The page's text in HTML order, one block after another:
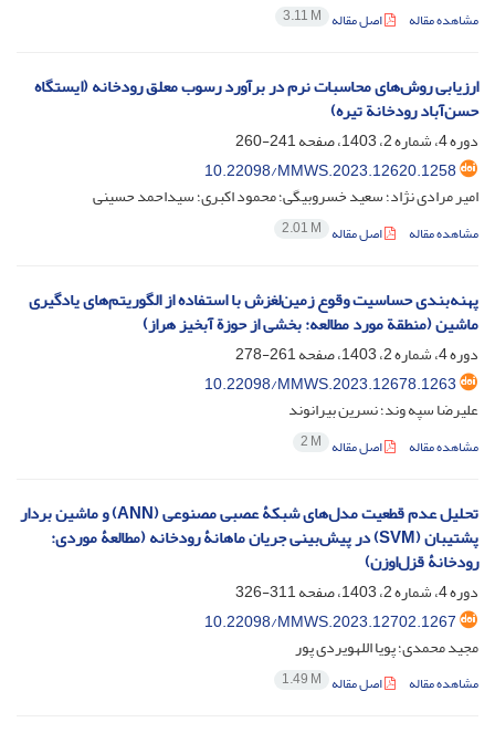
مشاهده مقاله اصل مقاله 3.11 M
ارزیابی ‌روش‌های‌‌ محاسبات ‌نرم‌ در ‌برآورد‌ رسوب معلق ‌رودخانه (ایستگاه
حسن‌آباد رودخانة تیره)
دوره 4، شماره 2، 1403، صفحه
241-260
10.22098/MMWS.2023.12620.1258
امیر مرادی نژاد؛ سعید خسروبیگی؛ محمود اکبری؛ سیداحمد حسینی
مشاهده مقاله اصل مقاله 2.01 M
پهنه‌بندی حساسیت وقوع زمین‌لغزش با استفاده از الگوریتم‌های یادگیری
ماشین (منطقة مورد مطالعه: بخشی از حوزة آبخیز هراز)
دوره 4، شماره 2، 1403، صفحه
261-278
10.22098/MMWS.2023.12678.1263
علیرضا سپه وند؛ نسرین بیرانوند
مشاهده مقاله اصل مقاله 2 M
تحلیل عدم ‌قطعیت مدل‌های شبکۀ عصبی مصنوعی (ANN) و ماشین بردار
پشتیبان (SVM) در پیش‌بینی جریان ماهانۀ رودخانه (مطالعۀ موردی:
رودخانۀ قزل‌اوزن)
دوره 4، شماره 2، 1403، صفحه
311-326
10.22098/MMWS.2023.12702.1267
مجید محمدی؛ پویا اللهویردی پور
مشاهده مقاله اصل مقاله 1.49 M